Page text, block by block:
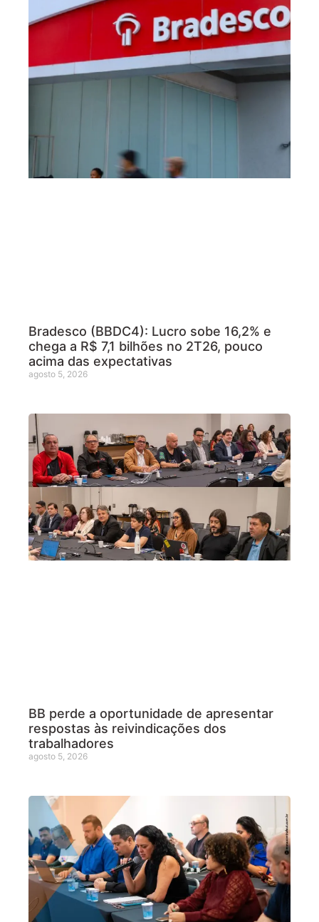
Bradesco (BBDC4): Lucro sobe 16,2% e
chega a R$ 7,1 bilhões no 2T26, pouco
acima das expectativas
agosto 5, 2026
BB perde a oportunidade de apresentar
respostas às reivindicações dos
trabalhadores
agosto 5, 2026